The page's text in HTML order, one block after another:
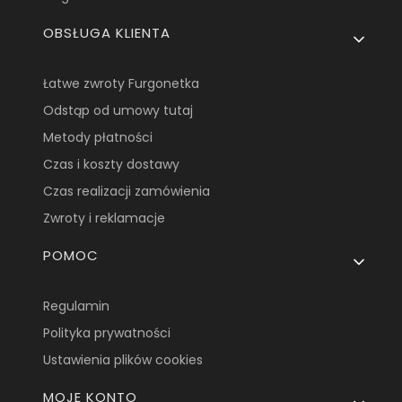
OBSŁUGA KLIENTA
Łatwe zwroty Furgonetka
Odstąp od umowy tutaj
Metody płatności
Czas i koszty dostawy
Czas realizacji zamówienia
Zwroty i reklamacje
POMOC
Regulamin
Polityka prywatności
Ustawienia plików cookies
MOJE KONTO